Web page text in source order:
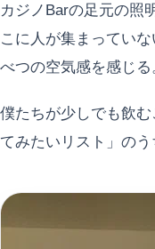
カジノBarの足元の照
こに人が集まってい
べつの空気感を感じる
僕たちが少しでも飲
てみたいリスト」のう